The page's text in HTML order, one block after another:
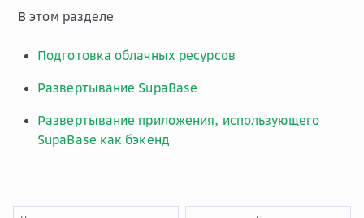
В этом разделе
Подготовка облачных ресурсов
Развертывание SupaBase
Развертывание приложения, использующего
SupaBase как бэкенд